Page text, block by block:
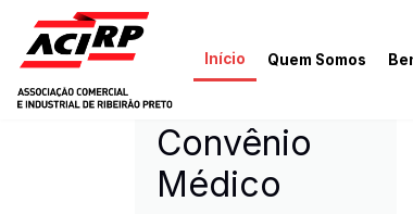
Pular para o conteúdo principal
Início Quem Somos
ACIRP -Convênio
Médico